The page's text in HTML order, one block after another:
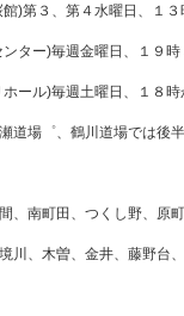
)第３、第４水曜日、１
ター)毎週金曜日、１９
ール)毎週土曜日、１８
道場゜、鶴川道場では後
、南町田、つくし野、原
川、木曽、金井、藤野台